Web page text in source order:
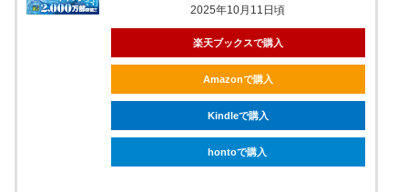
2025年10月11日頃
楽天ブックスで購入
Amazonで購入
Kindleで購入
hontoで購入